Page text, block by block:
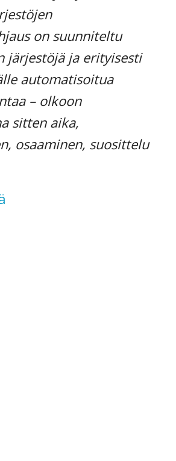
on suunniteltu
järjestöjä ja erityisesti
automatisoitua
– olkoon
sitten aika,
osaaminen, suosittelu